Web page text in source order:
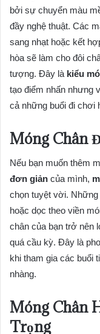
bởi sự chuyển màu
đầy nghệ thuật. Các
sang nhạt hoặc kết
hòa sẽ làm cho đôi
tượng. Đây là kiểu
tạo điểm nhấn nhưng
cả những buổi đi chơi
Móng Chân
Nếu bạn muốn thêm
đơn giản của mình,
chọn tuyệt vời.
hoặc dọc theo viền
chân của bạn trở nên
quá cầu kỳ. Đây là
khi tham gia các buổi
nhàng.
Móng Chân
Trọng